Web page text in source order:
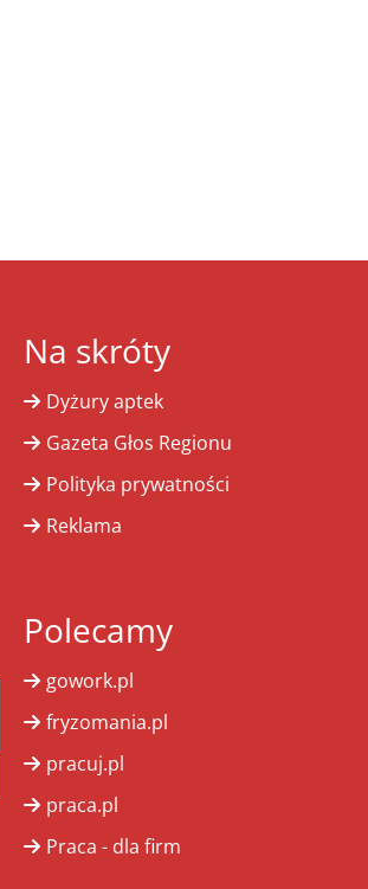
Na skróty
Dyżury aptek
Gazeta Głos Regionu
Polityka prywatności
Reklama
Polecamy
gowork.pl
fryzomania.pl
pracuj.pl
praca.pl
Praca - dla firm